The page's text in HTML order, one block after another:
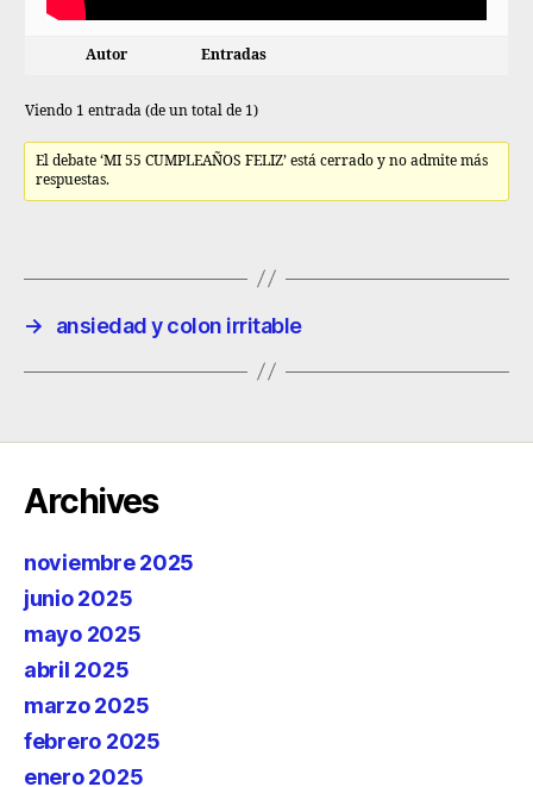
Autor Entradas
Viendo 1 entrada (de un total de 1)
El debate ‘MI 55 CUMPLEAÑOS FELIZ’ está cerrado y no admite más
respuestas.
→ ansiedad y colon irritable
Archives
noviembre 2025
junio 2025
mayo 2025
abril 2025
marzo 2025
febrero 2025
enero 2025